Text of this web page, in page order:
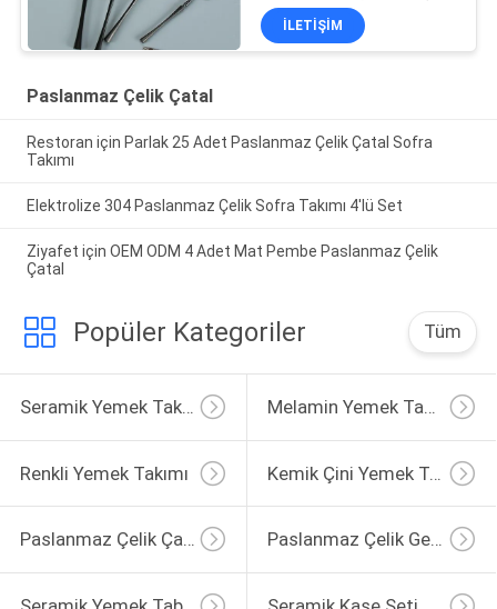
İLETİŞİM
Paslanmaz Çelik Çatal
Restoran için Parlak 25 Adet Paslanmaz Çelik Çatal Sofra
Takımı
Elektrolize 304 Paslanmaz Çelik Sofra Takımı 4'lü Set
Ziyafet için OEM ODM 4 Adet Mat Pembe Paslanmaz Çelik
Çatal
Popüler Kategoriler Tüm
Seramik Yemek Takımı
Renkli Yemek Takımı Kemik Çini Yemek Takımı
Paslanmaz Çelik Çatal Paslanmaz Çelik Gereçler